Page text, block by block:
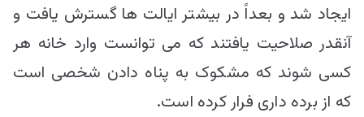
ایجاد شد و بعداً در بیشتر ایالت ها گسترش یافت و
آنقدر صلاحیت یافتند که می توانست وارد خانه هر
کسی شوند که مشکوک به پناه دادن شخصی است
که از برده داری فرار کرده است.